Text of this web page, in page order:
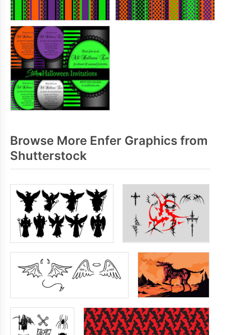
Browse More Enfer Graphics from
Shutterstock